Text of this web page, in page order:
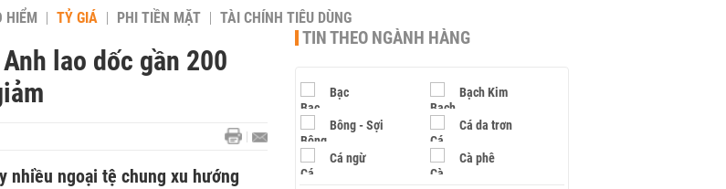
HIỂM TỶ GIÁ PHI TIỀN MẶT TÀI CHÍNH TIÊU DÙNG
lao dốc gần 200
nhiều ngoại tệ chung xu hướng
TIN THEO NGÀNH HÀNG
Bạc Bạch Kim
Bông - Sợi Cá da trơn
Cá ngừ Cà phê